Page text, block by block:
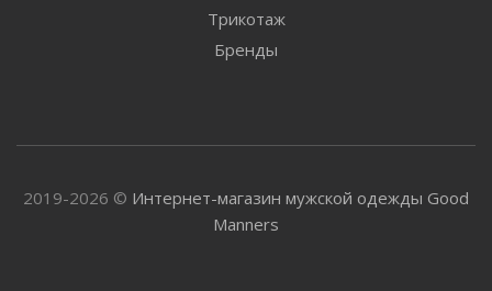
Трикотаж
Бренды
2019-2026 © Интернет-магазин мужской одежды Good
Manners